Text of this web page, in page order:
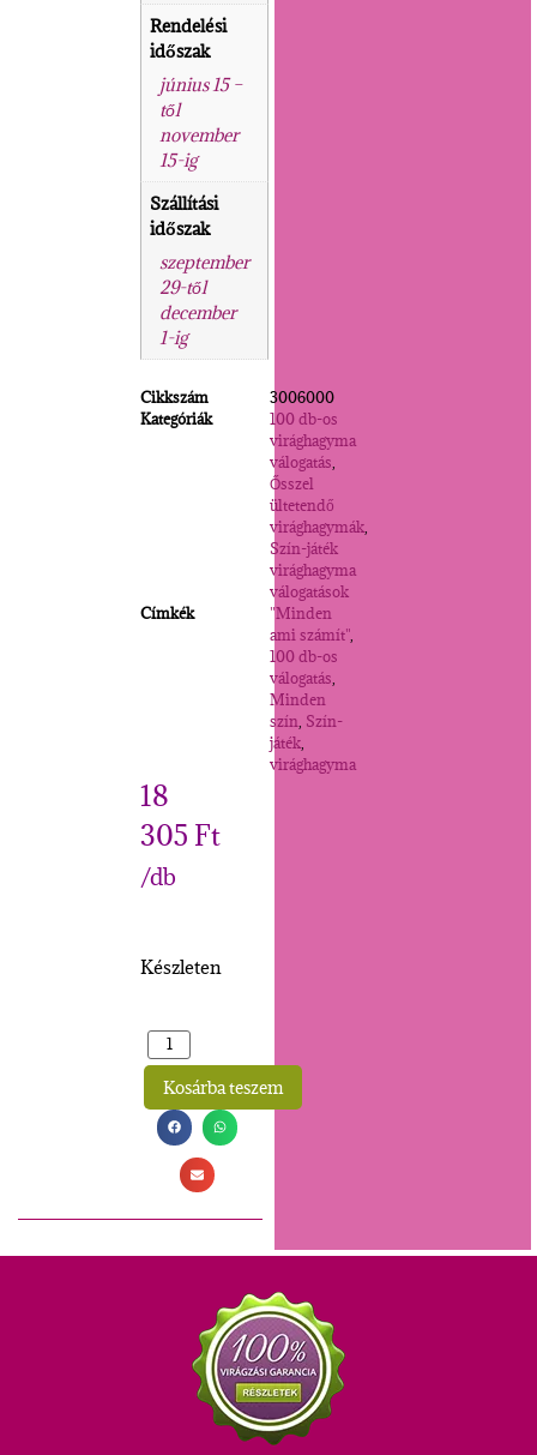
Rendelési
időszak
június 15 –
től
november
15-ig
Szállítási
időszak
szeptember
29-től
december
1-ig
Cikkszám
3006000
Kategóriák
100 db-os
virághagyma
válogatás,
Ősszel
ültetendő
virághagymák,
Szín-játék
virághagyma
válogatások
Címkék
"Minden
ami számít",
100 db-os
válogatás,
Minden
szín, Szín-
játék,
virághagyma
18
305 Ft
/db
Készleten
Kosárba teszem
Alternative: